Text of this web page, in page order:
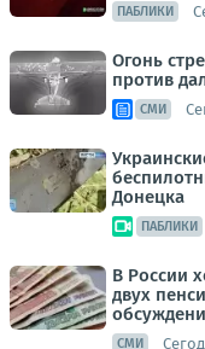
ПАБЛИКИ
Огонь
против
СМИ
Донецка
ПАБЛИКИ
В России
двух
СМИ